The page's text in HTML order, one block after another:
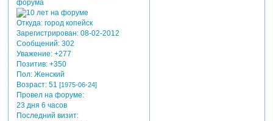
Откуда:город копейск
Зарегистрирован: 08-02-2012
Сообщений:302
Уважение: +277
Позитив: +350
Пол:Женский
Возраст:51 [1975-06-24]
Провел на форуме:
23 дня 6 часов
Последний визит: